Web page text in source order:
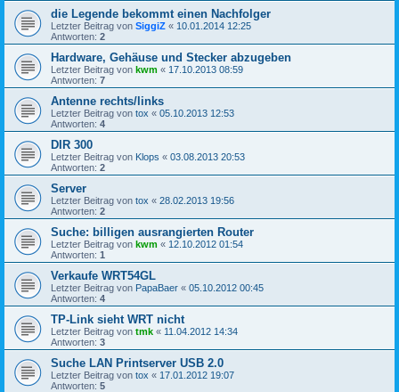
die Legende bekommt einen Nachfolger
Letzter Beitrag von SiggiZ « 10.01.2014 12:25
Antworten: 2
Hardware, Gehäuse und Stecker abzugeben
Letzter Beitrag von kwm « 17.10.2013 08:59
Antworten: 7
Antenne rechts/links
Letzter Beitrag von tox « 05.10.2013 12:53
Antworten: 4
DIR 300
Letzter Beitrag von Klops « 03.08.2013 20:53
Antworten: 2
Server
Letzter Beitrag von tox « 28.02.2013 19:56
Antworten: 2
Suche: billigen ausrangierten Router
Letzter Beitrag von kwm « 12.10.2012 01:54
Antworten: 1
Verkaufe WRT54GL
Letzter Beitrag von PapaBaer « 05.10.2012 00:45
Antworten: 4
TP-Link sieht WRT nicht
Letzter Beitrag von tmk « 11.04.2012 14:34
Antworten: 3
Suche LAN Printserver USB 2.0
Letzter Beitrag von tox « 17.01.2012 19:07
Antworten: 5